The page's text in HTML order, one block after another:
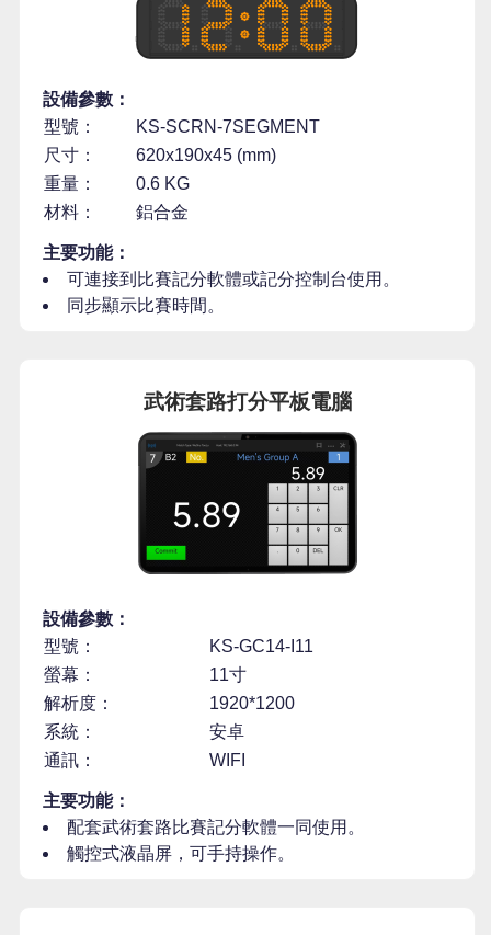
設備參數：
型號：
KS-SCRN-7SEGMENT
尺寸：
620x190x45 (mm)
重量：
0.6 KG
材料：
鋁合金
主要功能：
可連接到比賽記分軟體或記分控制台使用。
同步顯示比賽時間。
武術套路打分平板電腦
設備參數：
型號：
KS-GC14-I11
螢幕：
11寸
解析度：
1920*1200
系統：
安卓
通訊：
WIFI
主要功能：
配套武術套路比賽記分軟體一同使用。
觸控式液晶屏，可手持操作。